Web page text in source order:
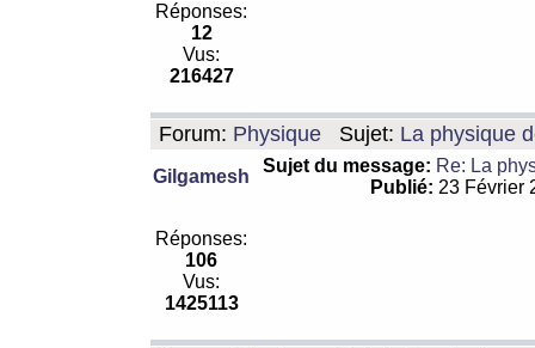
Réponses:
12
Vus:
216427
Forum: Physique Sujet: La physique
Gilgamesh
Sujet du message: Re: La
Publié: 23 Février
Réponses:
106
Vus:
1425113